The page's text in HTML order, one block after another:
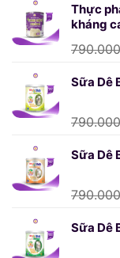
Thực
kháng
Sữa Dê
Sữa Dê
Sữa Dê